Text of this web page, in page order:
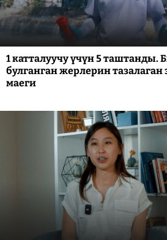
1 катталуучу үчүн 5 таштанды.
булганган жерлерин тазалаган
маеги